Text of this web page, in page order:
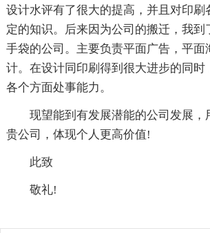
设计水评有了很大的提高，并且对印刷
定的知识。后来因为公司的搬迁，我到
手袋的公司。主要负责平面广告，平面
计。在设计同印刷得到很大进步的同时
各个方面处事能力。
现望能到有发展潜能的公司发展，
贵公司，体现个人更高价值!
此致
敬礼!